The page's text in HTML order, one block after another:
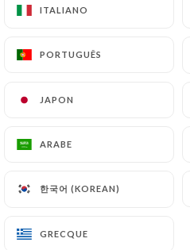
ITALIANO
PORTUGUÊS
JAPON
ARABE
한국어 (KOREAN)
GRECQUE
ITALIANO
PORTUGUÊS
JAPON
ARABE
한국어 (KOREAN)
GRECQUE